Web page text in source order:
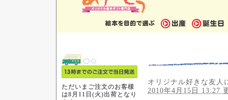
オリジナル好きな友人
2010年4月15日 13:27